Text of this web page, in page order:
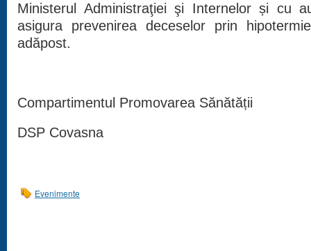
Ministerul Administraţiei şi Internelor și cu
asigura prevenirea deceselor prin
adăpost.
Compartimentul Promovarea Sănătății
DSP Covasna
Evenimente